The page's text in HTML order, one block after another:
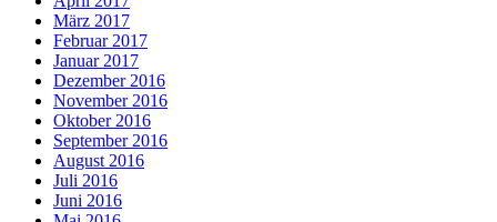
März 2017
Februar 2017
Januar 2017
Dezember 2016
November 2016
Oktober 2016
September 2016
August 2016
Juli 2016
Juni 2016